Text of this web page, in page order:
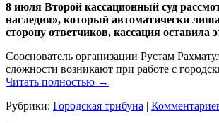
8 июля Второй кассационный суд
наследия», который автоматически
сторону ответчиков, кассация оставила
Сооснователь организации Рустам
сложности возникают при работе с
Читать полностью →
Рубрики: Городская трибуна |